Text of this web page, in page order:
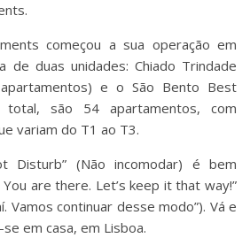
começou a sua operação em
de duas unidades: Chiado Trindade
e o São Bento Best
total, são 54 apartamentos, com
variam do T1 ao T3.
Disturb” (Não incomodar) é bem
are there. Let’s keep it that way!”
Vamos continuar desse modo”). Vá e
em casa, em Lisboa.